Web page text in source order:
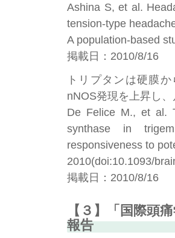
Ashina S, et al.
tension-type
A population-based
掲載日：2010/8/16
トリプタンは硬膜
nNOS発現を上昇し
De Felice M., et al.
synthase in
responsiveness to
2010(doi:10.1093/
掲載日：2010/8/16
【３】「国際頭
報告